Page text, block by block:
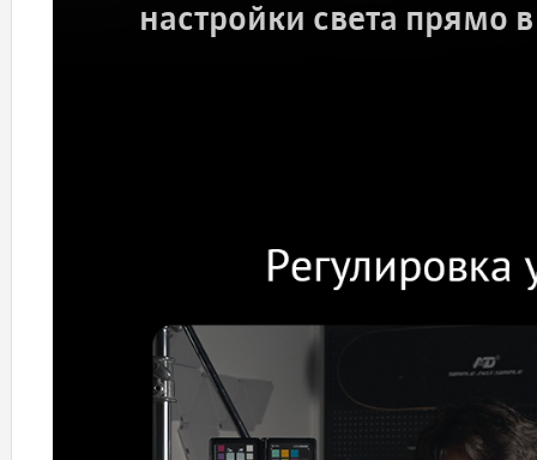
настройки света прямо